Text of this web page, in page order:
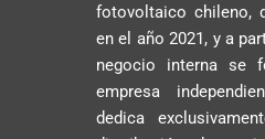
fotovoltaico chileno,
en el año 2021, y a
negocio interna se
empresa
dedica